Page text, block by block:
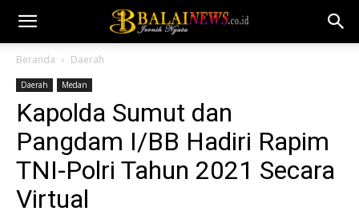
Beranda Daerah
Daerah Medan
Kapolda Sumut dan
Pangdam I/BB Hadiri Rapim
TNI-Polri Tahun 2021 Secara
Virtual